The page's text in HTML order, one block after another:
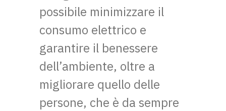
possibile minimizzare il
consumo elettrico e
garantire il benessere
dell’ambiente, oltre a
migliorare quello delle
persone, che è da sempre